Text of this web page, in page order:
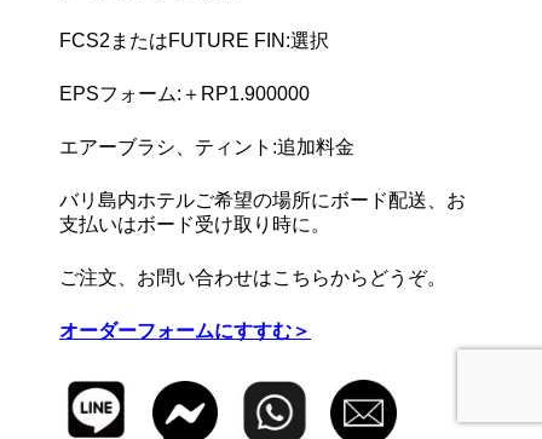
FCS2またはFUTURE FIN:選択
EPSフォーム:＋RP1.900000
エアーブラシ、ティント:追加料金
バリ島内ホテルご希望の場所にボード配送、お
支払いはボード受け取り時に。
ご注文、お問い合わせはこちらからどうぞ。
オーダーフォームにすすむ＞